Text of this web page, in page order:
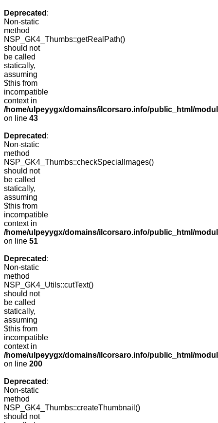
Deprecated :
Non-static
method
NSP_GK4_Thumbs::getRealPath()
should not
be called
statically,
assuming
$this from
incompatible
context in
/home/ulpeyygx/domains/ilcorsaro.info/public_html/
on line 43
Deprecated :
Non-static
method
NSP_GK4_Thumbs::checkSpecialImages()
should not
be called
statically,
assuming
$this from
incompatible
context in
/home/ulpeyygx/domains/ilcorsaro.info/public_html/
on line 51
Deprecated :
Non-static
method
NSP_GK4_Utils::cutText()
should not
be called
statically,
assuming
$this from
incompatible
context in
/home/ulpeyygx/domains/ilcorsaro.info/public_html/
on line 200
Deprecated :
Non-static
method
NSP_GK4_Thumbs::createThumbnail()
should not